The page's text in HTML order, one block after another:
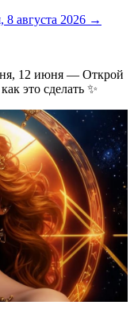
8 августа 2026 →
12 июня — Открой
это сделать ✨